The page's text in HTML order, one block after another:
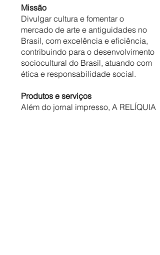
Missão
Divulgar cultura e fomentar o
mercado de arte e antiguidades no
Brasil, com excelência e eficiência,
contribuindo para o desenvolvimento
sociocultural do Brasil, atuando com
ética e responsabilidade social.
Produtos e serviços
Além do jornal impresso, A RELÍQUIA